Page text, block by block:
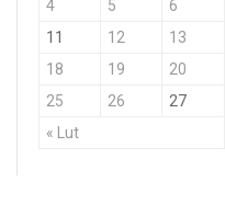
« Lut
4
5 6
11
12 13
18
19 20
25
26 27